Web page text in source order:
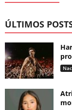
ÚLTIMOS